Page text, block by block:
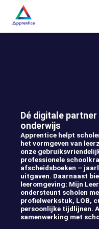
Dé digitale partner
onderwijs
Apprentice helpt
het vormgeven van
onze
professionele
afscheidsboeken –
uitgaven. Daarnaast
leeromgeving: Mijn
ondersteunt scholen
profielwerkstuk, LOB,
persoonlijke tijdlijnen.
samenwerking met
om
te
Ze
gebruikt